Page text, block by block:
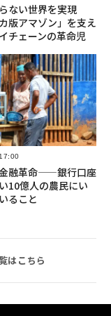
ない世界を実現
版アマゾン」を支え
チェーンの革命児
融革命——銀行口座
10億人の農民にい
ること
はこちら